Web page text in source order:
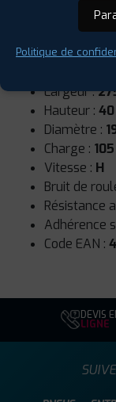
Saison :4
Largeur :
Hauteur : 40
Diamètre :
Charge : 105
Vitesse : H
Bruit de
Résistance
Adhérence
Code EAN :
DEVIS
LIGNE
Politique de